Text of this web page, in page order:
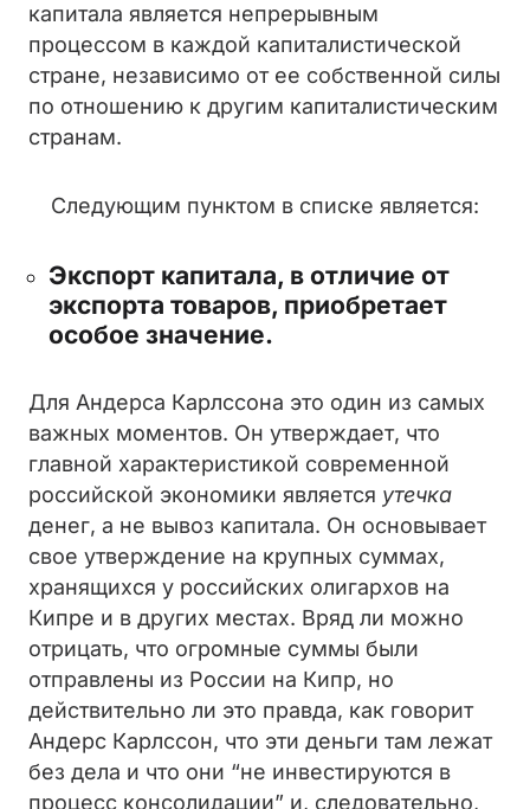
капитала является непрерывным
процессом в каждой капиталистической
стране, независимо от ее собственной силы
по отношению к другим капиталистическим
странам.
Следующим пунктом в списке является:
Экспорт капитала, в отличие от
экспорта товаров, приобретает
особое значение.
Для Андерса Карлссона это один из самых
важных моментов. Он утверждает, что
главной характеристикой современной
российской экономики является утечка
денег, а не вывоз капитала. Он основывает
свое утверждение на крупных суммах,
хранящихся у российских олигархов на
Кипре и в других местах. Вряд ли можно
отрицать, что огромные суммы были
отправлены из России на Кипр, но
действительно ли это правда, как говорит
Андерс Карлссон, что эти деньги там лежат
без дела и что они “не инвестируются в
процесс консолидации” и, следовательно,